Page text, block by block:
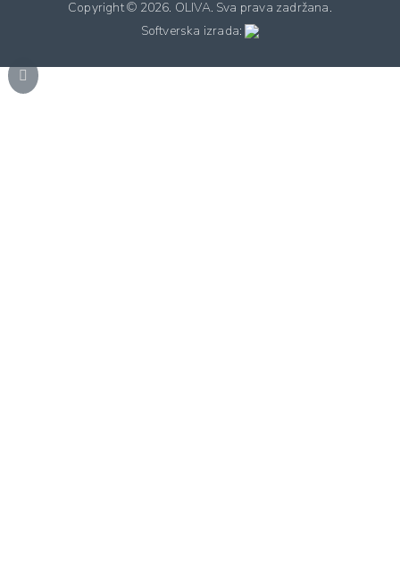
Copyright © 2026. OLIVA. Sva prava zadržana.
Softverska izrada: